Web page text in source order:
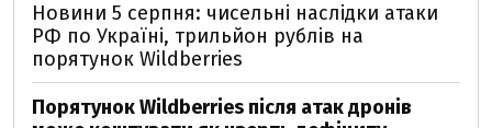
Новини 5 серпня: чисельні наслідки атаки
РФ по Україні, трильйон рублів на
порятунок Wildberries
Порятунок Wildberries після атак дронів